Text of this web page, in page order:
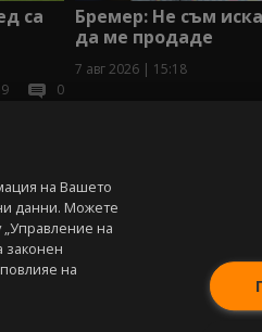
са
0
Бремер: Не съм
да ме продаде
7 авг 2026 | 15:18
на Вашето
данни. Можете
на
законен
на